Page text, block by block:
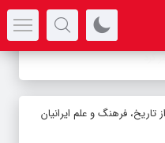
تاریخ، فرهنگ و علم ایرانیان